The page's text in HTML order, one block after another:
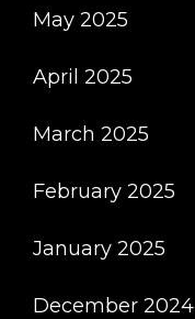
May 2025
April 2025
March 2025
February 2025
January 2025
December 2024